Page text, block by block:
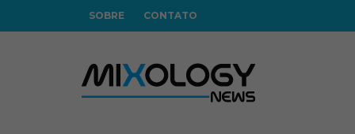
SOBRE CONTATO